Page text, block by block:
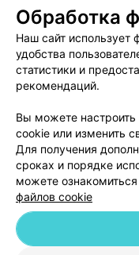
Копрограмма
уточняйте
Обработка
Наш сайт использует
удобства
статистики и
рекомендаций.
Вы можете
cookie или изменить
Для получения
сроках и порядке
можете
файлов cookie